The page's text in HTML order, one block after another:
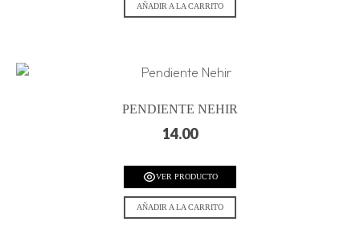
AÑADIR A LA CARRITO
PENDIENTE NEHIR
14.00
VER PRODUCTO
AÑADIR A LA CARRITO